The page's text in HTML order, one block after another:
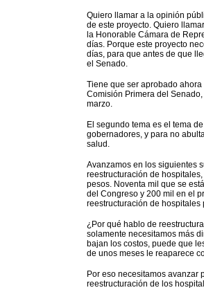
Quiero llamar a la opinión
de este proyecto. Quiero
la Honorable Cámara de
días. Porque este proyecto
días, para que antes de que
el Senado.
Tiene que ser aprobado
Comisión Primera del
marzo.
El segundo tema es el tema
gobernadores, y para no
salud.
Avanzamos en los siguientes
reestructuración de
pesos. Noventa mil que se
del Congreso y 200 mil en el
reestructuración de hospitales
¿Por qué hablo de
solamente necesitamos más
bajan los costos, puede que
de unos meses le reaparece
Por eso necesitamos avanzar
reestructuración de los